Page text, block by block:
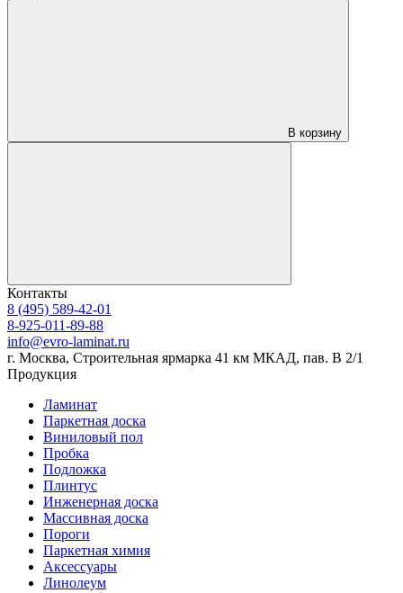
В корзину
Контакты
8 (495) 589-42-01
8-925-011-89-88
info@evro-laminat.ru
г. Москва, Строительная ярмарка 41 км МКАД, пав. В 2/1
Продукция
Ламинат
Паркетная доска
Виниловый пол
Пробка
Подложка
Плинтус
Инженерная доска
Массивная доска
Пороги
Паркетная химия
Аксессуары
Линолеум